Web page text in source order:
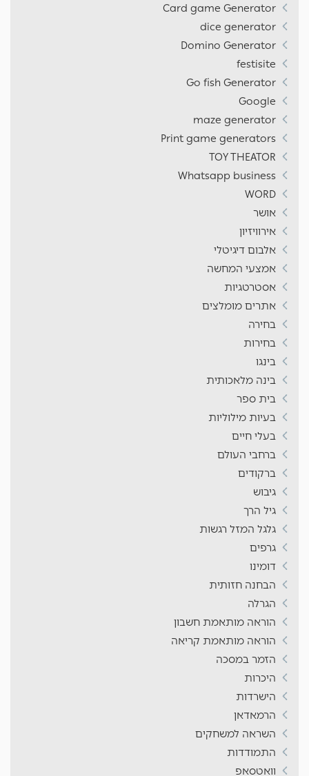
Card game Generator
dice generator
Domino Generator
festisite
Go fish Generator
Google
maze generator
Print game generators
TOY THEATOR
Whatsapp business
WORD
אושר
אירוויזיון
אלבום דיגיטלי
אמצעי המחשה
אסטרטגיות
אתרים מומלצים
בחירה
בחירות
בינגו
בינה מלאכותית
בית ספר
בעיות מילוליות
בעלי חיים
ברחבי העולם
ברקודים
גיבוש
גיל הרך
גלגל המזל רגשות
גרפים
דומינו
הבחנה חזותית
הגרלה
הוראה מותאמת חשבון
הוראה מותאמת קריאה
הזמר במסכה
היכרות
הישרדות
הרמאדאן
השראה למשחקים
התמודדות
וואטסאפ